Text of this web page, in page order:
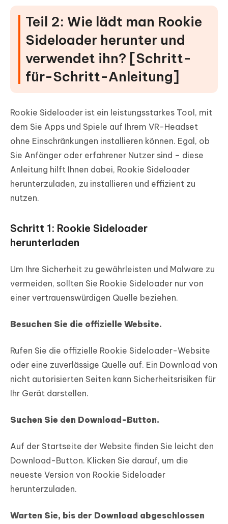
Teil 2: Wie lädt man Rookie
Sideloader herunter und
verwendet ihn? [Schritt-
für-Schritt-Anleitung]
Rookie Sideloader ist ein leistungsstarkes Tool, mit
dem Sie Apps und Spiele auf Ihrem VR-Headset
ohne Einschränkungen installieren können. Egal, ob
Sie Anfänger oder erfahrener Nutzer sind – diese
Anleitung hilft Ihnen dabei, Rookie Sideloader
herunterzuladen, zu installieren und effizient zu
nutzen.
Schritt 1: Rookie Sideloader
herunterladen
Um Ihre Sicherheit zu gewährleisten und Malware zu
vermeiden, sollten Sie Rookie Sideloader nur von
einer vertrauenswürdigen Quelle beziehen.
Besuchen Sie die offizielle Website.
Rufen Sie die offizielle Rookie Sideloader-Website
oder eine zuverlässige Quelle auf. Ein Download von
nicht autorisierten Seiten kann Sicherheitsrisiken für
Ihr Gerät darstellen.
Suchen Sie den Download-Button.
Auf der Startseite der Website finden Sie leicht den
Download-Button. Klicken Sie darauf, um die
neueste Version von Rookie Sideloader
herunterzuladen.
Warten Sie, bis der Download abgeschlossen